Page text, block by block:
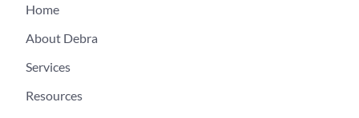
Home
About Debra
Services
Resources